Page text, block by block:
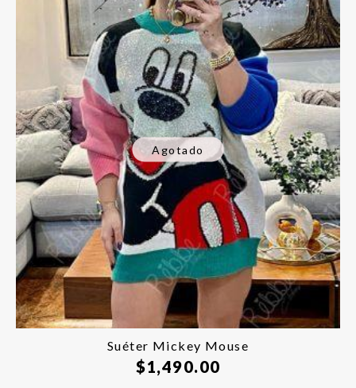
Agotado
Suéter Mickey Mouse
$1,490.00